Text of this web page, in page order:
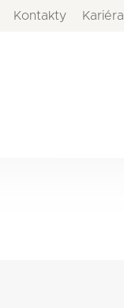
Kontakty Kariéra